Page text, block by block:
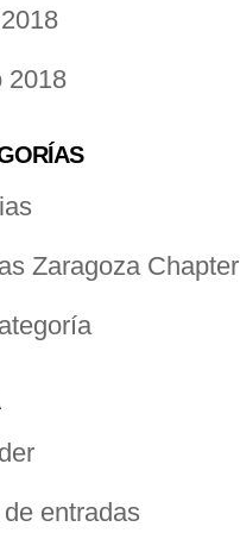
2018
Zaragoza Chapter
entradas